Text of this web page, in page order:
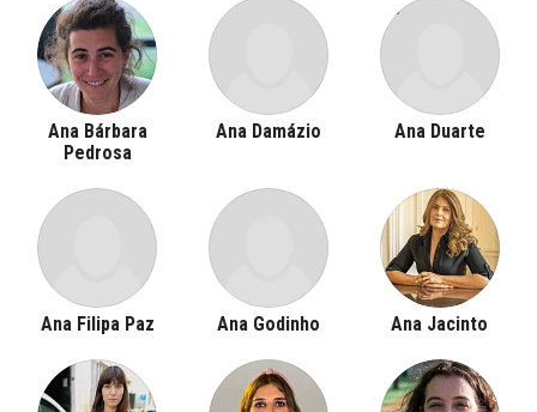
Ana Bárbara
Pedrosa
Ana Damázio Ana Duarte
Ana Filipa Paz Ana Godinho Ana Jacinto